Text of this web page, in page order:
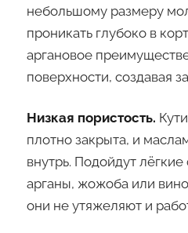
небольшому размеру
проникать глубоко в
аргановое
поверхности, создавая
Низкая пористость.
плотно закрыта, и
внутрь. Подойдут
арганы, жожоба или
они не утяжеляют и